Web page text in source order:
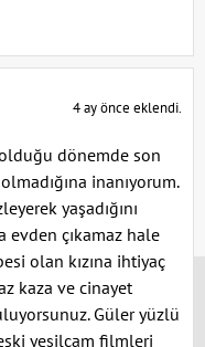
4 ay önce eklendi.
dönemde son
inanıyorum.
yaşadığını
evden çıkamaz hale
olan kızına ihtiyaç
kaza ve cinayet
Güler yüzlü
yeşilçam filmleri